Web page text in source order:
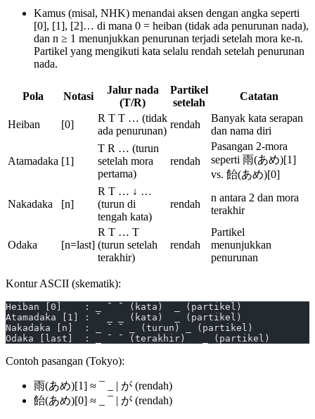
Kamus (misal, NHK) menandai aksen dengan angka seperti
[0], [1], [2]… di mana 0 = heiban (tidak ada penurunan nada),
dan n ≥ 1 menunjukkan penurunan terjadi setelah mora ke-n.
Partikel yang mengikuti kata selalu rendah setelah penurunan
nada.
Pola Notasi
Jalur nada
(T/R)
Partikel
setelah
Catatan
Heiban [0]
R T T … (tidak
ada penurunan)
rendah
Banyak kata serapan
dan nama diri
Atamadaka [1]
T R … (turun
setelah mora
pertama)
rendah
Pasangan 2-mora
seperti 雨(あめ)[1]
vs. 飴(あめ)[0]
Nakadaka [n]
R T … ↓ …
(turun di
tengah kata)
rendah
n antara 2 dan mora
terakhir
Odaka [n=last]
R T … T
(turun setelah
terakhir)
rendah
Partikel
menunjukkan
penurunan
Kontur ASCII (skematik):
Heiban [0]    : _ ¯ ¯ (kata)  _ (partikel)
Atamadaka [1] : ¯ _ _ (kata)  _ (partikel)
Nakadaka [n]  : _ ¯ ¯ _ (turun) _ (partikel)
Odaka [last]  : _ ¯ ¯ (terakhir)   _ (partikel)
Contoh pasangan (Tokyo):
雨(あめ)[1] ≈ ¯ _ | が (rendah)
飴(あめ)[0] ≈ _ ¯ | が (rendah)